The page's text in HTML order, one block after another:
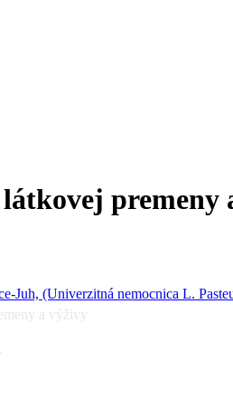
Juh, (Univerzitná nemocnica L.
a výživy